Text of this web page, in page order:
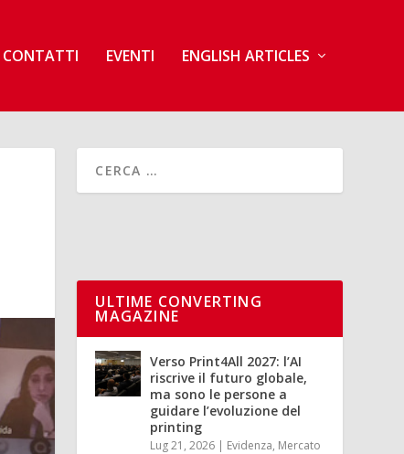
CONTATTI EVENTI ENGLISH ARTICLES
ULTIME CONVERTING
MAGAZINE
Verso Print4All 2027: l’AI
riscrive il futuro globale,
ma sono le persone a
guidare l’evoluzione del
printing
Lug 21, 2026 | Evidenza, Mercato